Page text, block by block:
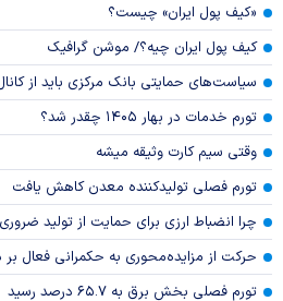
«کیف پول ایران» چیست؟
کیف پول ایران چیه؟/ موشن گرافیک
سیاست‌های حمایتی بانک مرکزی باید از
تورم خدمات در بهار ۱۴۰۵ چقدر شد؟
وقتی سیم کارت وثیقه میشه
تورم فصلی تولیدکننده معدن کاهش یافت
چرا انضباط ارزی برای حمایت از تولید
حرکت از مزایده‌محوری به حکمرانی فعال بر
تورم فصلی بخش برق به ۶۵.۷ درصد رسید